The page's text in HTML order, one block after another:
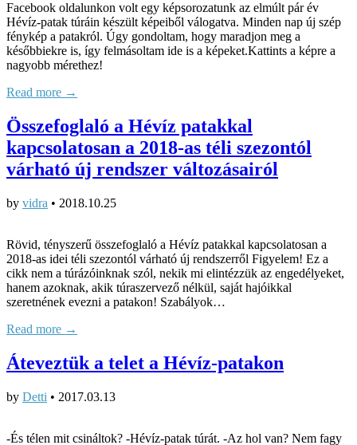
Facebook oldalunkon volt egy képsorozatunk az elmúlt pár év
Hévíz-patak túráin készült képeiből válogatva. Minden nap új szép
fénykép a patakról. Úgy gondoltam, hogy maradjon meg a
későbbiekre is, így felmásoltam ide is a képeket.Kattints a képre a
nagyobb mérethez!
Read more →
Összefoglaló a Hévíz patakkal
kapcsolatosan a 2018-as téli szezontól
várható új rendszer változásairól
by vidra • 2018.10.25
Rövid, tényszerű összefoglaló a Hévíz patakkal kapcsolatosan a
2018-as idei téli szezontól várható új rendszerről Figyelem! Ez a
cikk nem a túrázóinknak szól, nekik mi elintézzük az engedélyeket,
hanem azoknak, akik túraszervező nélkül, saját hajóikkal
szeretnének evezni a patakon! Szabályok…
Read more →
Áteveztük a telet a Hévíz-patakon
by Detti • 2017.03.13
-És télen mit csináltok? -Hévíz-patak túrát. -Az hol van? Nem fagy